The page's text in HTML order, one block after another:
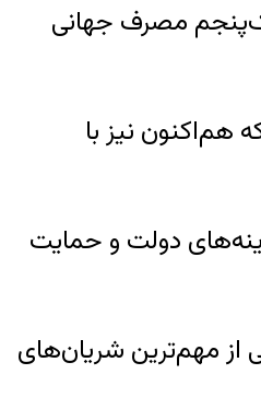
یک‌پنجم مصرف جهانی
هم‌اکنون نیز با
دولت و حمایت
از مهم‌ترین شریان‌های